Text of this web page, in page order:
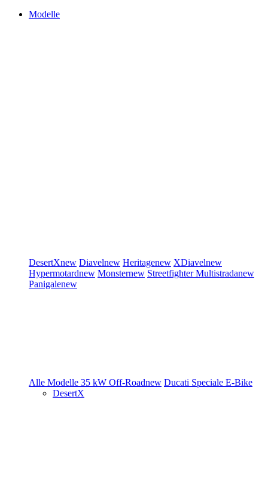
Modelle
DesertXnew Diavelnew Heritagenew XDiavelnew
Hypermotardnew Monsternew StreetfighterMultistradanew
Panigalenew
Alle Modelle 35 kW Off-Roadnew Ducati Speciale E-Bike
DesertX